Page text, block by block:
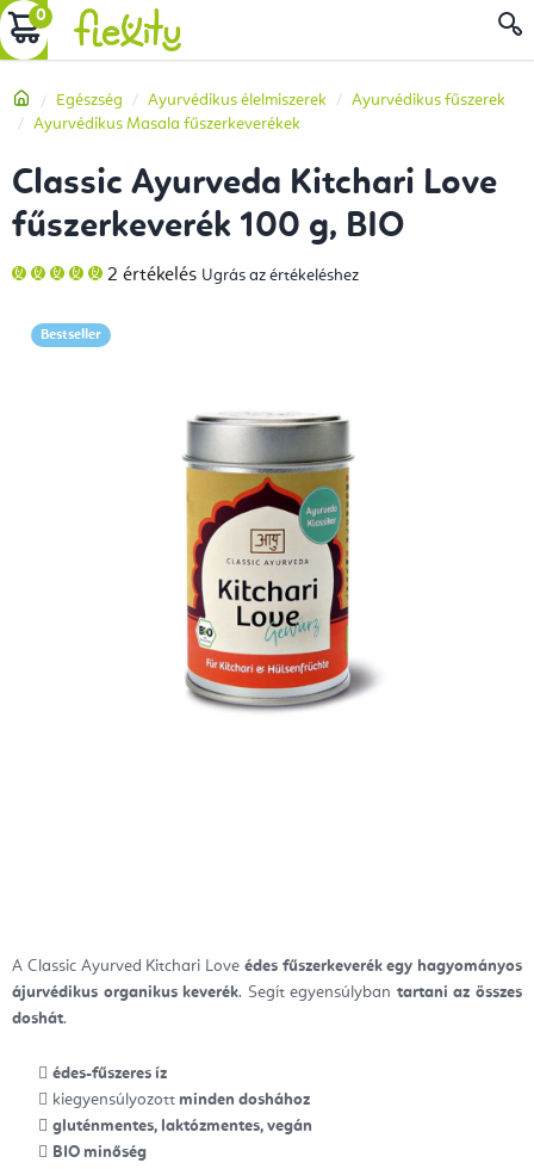
Ugrás
a
tartalomhoz
KOSÁR
Kezdőlap
Egészség Ayurvédikus élelmiszerek
Ayurvédikus fűszerek
Ayurvédikus Masala fűszerkeverékek
A Classic Ayurved Kitchari Love édes fűszerkeverék egy hagyományos
ájurvédikus organikus keverék. Segít egyensúlyban tartani az összes
doshát.
édes-fűszeres íz
kiegyensúlyozott minden doshához
gluténmentes, laktózmentes, vegán
BIO minőség
Classic Ayurveda Kitchari Love
fűszerkeverék 100 g, BIO
A
termék
5-
ből
2 értékelés Ugrás az értékeléshez
Bestseller